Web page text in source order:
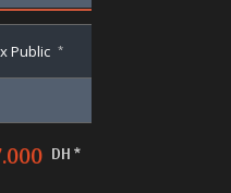
Public *
DH *